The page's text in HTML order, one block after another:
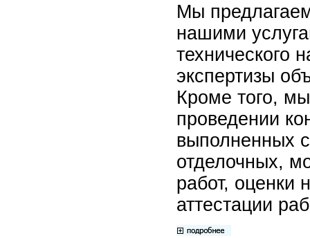
Мы
нашими
технического
экспертизы
Кроме того,
проведении
выполненных
отделочных,
работ, оценки
аттестации